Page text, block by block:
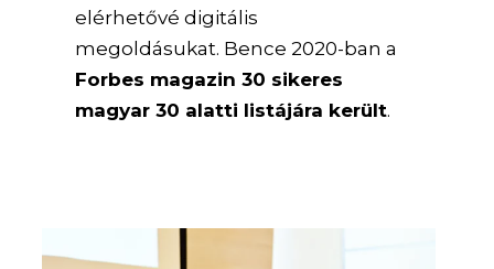
elérhetővé digitális
megoldásukat. Bence 2020-ban a
Forbes magazin 30 sikeres
magyar 30 alatti listájára került.